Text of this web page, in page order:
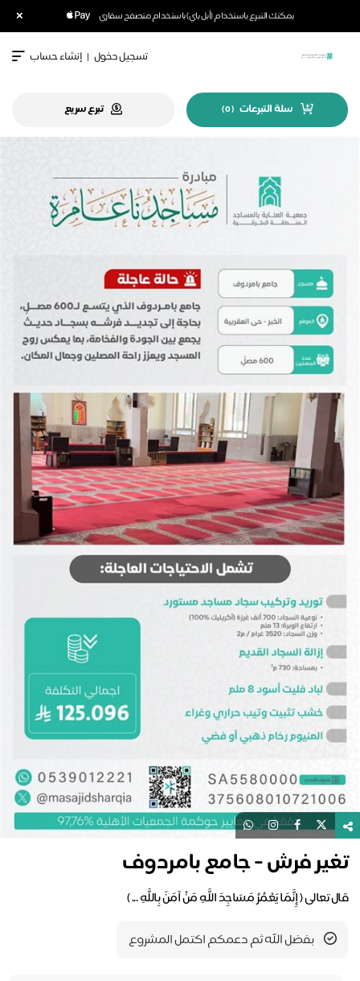
يمكنك التبرع باستخدام (أبل باي) باستخدام متصفح سفاري
تسجيل دخول | إنشاء حساب
سلة التبرعات (
0
) تبرع سريع
فرش - جامع بامردوف
تعالى ( إِنَّمَا يَعْمُرُ مَسَاجِدَ اللَّهِ مَنْ آمَنَ بِاللَّهِ ... )
بفضل الله ثم دعمكم اكتمل المشروع